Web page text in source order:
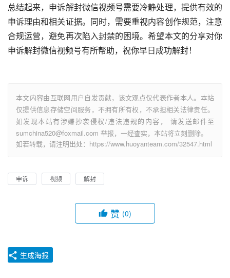
总结起来，申诉解封微信视频号需要冷静处理，提供有效的
申诉理由和相关证据。同时，需要重视内容创作规范，注意
合规运营，避免再次陷入封禁的困境。希望本文的分享对你
申诉解封微信视频号有所帮助，祝你早日成功解封！
本文内容由互联网用户自发贡献，该文观点仅代表作者本人。本站
仅提供信息存储空间服务，不拥有所有权，不承担相关法律责任。
如发现本站有涉嫌抄袭侵权/违法违规的内容， 请发送邮件至
sumchina520@foxmail.com 举报，一经查实，本站将立刻删除。
如若转载，请注明出处：https://www.huoyanteam.com/32547.html
申诉 视频 解封
赞 (0)
生成海报